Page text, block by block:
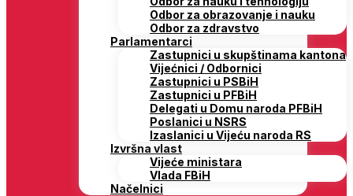
Odbor za obrazovanje i nauku
Odbor za zdravstvo
Parlamentarci
Zastupnici u skupštinama kantona
Vijećnici / Odbornici
Zastupnici u PSBiH
Zastupnici u PFBiH
Delegati u Domu naroda PFBiH
Poslanici u NSRS
Izaslanici u Vijeću naroda RS
Izvršna vlast
Vijeće ministara
Vlada FBiH
Načelnici